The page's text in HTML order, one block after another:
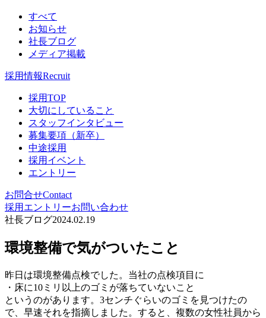
すべて
お知らせ
社長ブログ
メディア掲載
採用情報Recruit
採用TOP
大切にしていること
スタッフインタビュー
募集要項（新卒）
中途採用
採用イベント
エントリー
お問合せContact
採用エントリーお問い合わせ
社長ブログ2024.02.19
環境整備で気がついたこと
昨日は環境整備点検でした。当社の点検項目に
・床に10ミリ以上のゴミが落ちていないこと
というのがあります。3センチぐらいのゴミを見つけたの
で、早速それを指摘しました。すると、複数の女性社員から